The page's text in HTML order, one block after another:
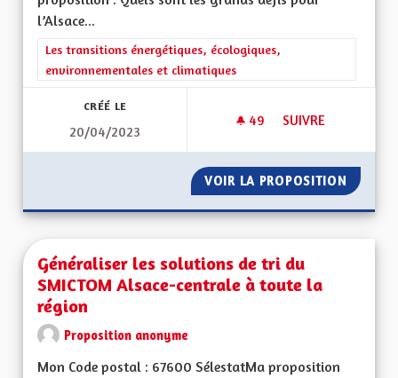
l’Alsace...
Filtrer les résultats de la catégorie : Les transitions
Les transitions énergétiques, écologiques,
environnementales et climatiques
CRÉÉ LE
20/04/2023
49 49 ABONNÉS
SUIVRE
VOIR LA PROPOSITION
Généraliser les solutions de tri du
SMICTOM Alsace-centrale à toute la
région
Proposition anonyme
Mon Code postal : 67600 SélestatMa proposition